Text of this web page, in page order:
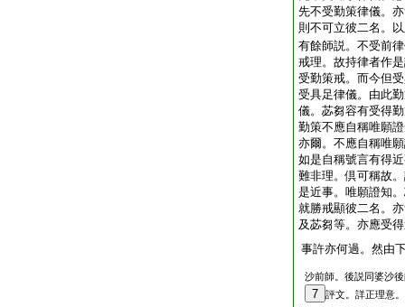
先不受勤策律儀。
則不可立彼二名。
有餘師説。不受前
戒理。故持律者作
受勤策戒。而今但
受具足律儀。由此
儀。苾芻容有受得
勤策不應自稱唯願
亦爾。不應自稱唯
如是自稱號言有得
難非理。倶可稱故
是近事。唯願證知
就勝戒顯彼二名。
及苾芻等。亦應受
事許亦何過。然由
沙前師。後説同婆沙
7 評文。詳正理意